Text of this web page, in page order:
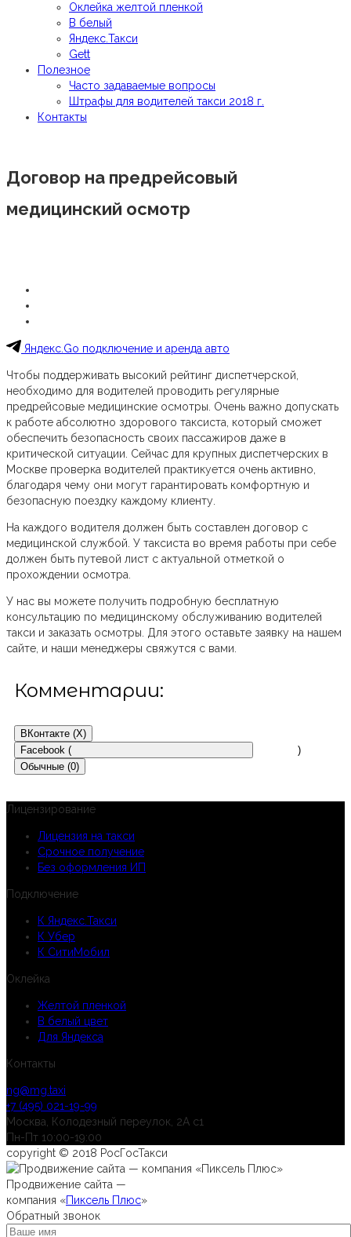
Оклейка желтой пленкой
В белый
Яндекс.Такси
Gett
Полезное
Часто задаваемые вопросы
Штрафы для водителей такси 2018 г.
Контакты
Договор на предрейсовый
медицинский осмотр
Яндекс.Go подключение и аренда авто
Чтобы поддерживать высокий рейтинг диспетчерской,
необходимо для водителей проводить регулярные
предрейсовые медицинские осмотры. Очень важно допускать
к работе абсолютно здорового таксиста, который сможет
обеспечить безопасность своих пассажиров даже в
критической ситуации. Сейчас для крупных диспетчерских в
Москве проверка водителей практикуется очень активно,
благодаря чему они могут гарантировать комфортную и
безопасную поездку каждому клиенту.
На каждого водителя должен быть составлен договор с
медицинской службой. У таксиста во время работы при себе
должен быть путевой лист с актуальной отметкой о
прохождении осмотра.
У нас вы можете получить подробную бесплатную
консультацию по медицинскому обслуживанию водителей
такси и заказать осмотры. Для этого оставьте заявку на нашем
сайте, и наши менеджеры свяжутся с вами.
Комментарии:
ВКонтакте (X)
Facebook (
)
Обычные (0)
Лицензирование
Лицензия на такси
Срочное получение
Без оформления ИП
Подключение
К Яндекс.Такси
К Убер
К СитиМобил
Оклейка
Желтой пленкой
В белый цвет
Для Яндекса
Контакты
ng@mg.taxi
+7 (495) 021-19-99
Москва, Колодезный переулок, 2А с1
Пн-Пт 10:00-19:00
copyright © 2018 РосГосТакси
Продвижение сайта —
компания «Пиксель Плюс»
Обратный звонок